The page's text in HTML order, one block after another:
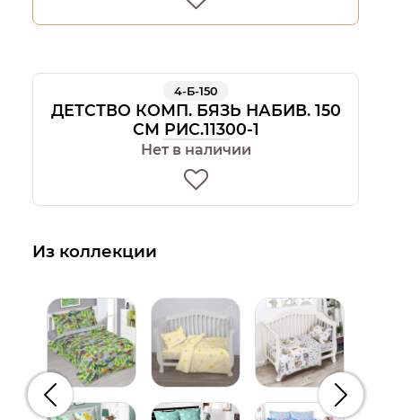
4-Б-150
ДЕТСТВО КОМП. БЯЗЬ НАБИВ. 150
СМ РИС.11300-1
Нет в наличии
Из коллекции
Предыдущий